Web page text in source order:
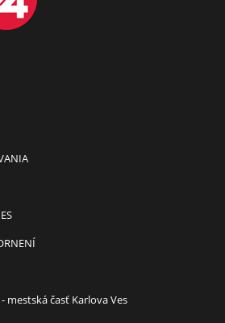
mestská časť Karlova Ves